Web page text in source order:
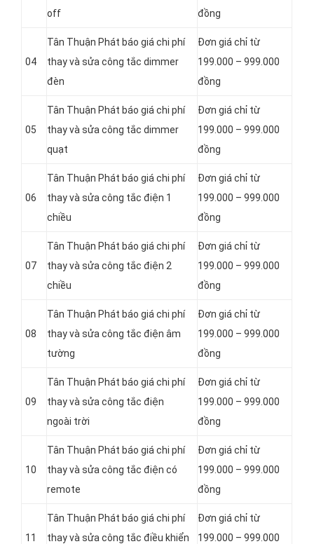
off
đồng
04
Tân Thuận Phát báo giá chi phí
thay và sửa công tắc dimmer
đèn
Đơn giá chỉ từ
199.000 – 999.000
đồng
05
Tân Thuận Phát báo giá chi phí
thay và sửa công tắc dimmer
quạt
Đơn giá chỉ từ
199.000 – 999.000
đồng
06
Tân Thuận Phát báo giá chi phí
thay và sửa công tắc điện 1
chiều
Đơn giá chỉ từ
199.000 – 999.000
đồng
07
Tân Thuận Phát báo giá chi phí
thay và sửa công tắc điện 2
chiều
Đơn giá chỉ từ
199.000 – 999.000
đồng
08
Tân Thuận Phát báo giá chi phí
thay và sửa công tắc điện âm
tường
Đơn giá chỉ từ
199.000 – 999.000
đồng
09
Tân Thuận Phát báo giá chi phí
thay và sửa công tắc điện
ngoài trời
Đơn giá chỉ từ
199.000 – 999.000
đồng
10
Tân Thuận Phát báo giá chi phí
thay và sửa công tắc điện có
remote
Đơn giá chỉ từ
199.000 – 999.000
đồng
11
Tân Thuận Phát báo giá chi phí
thay và sửa công tắc điều khiển
Đơn giá chỉ từ
199.000 – 999.000